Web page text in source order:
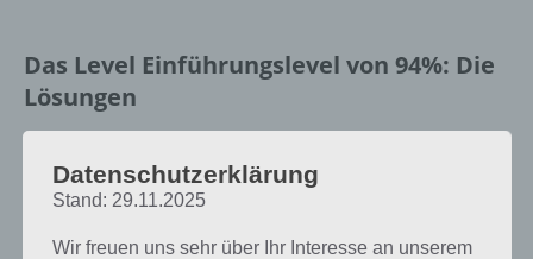
Das Level Einführungslevel von 94%: Die
Lösungen
Datenschutzerklärung
Stand: 29.11.2025
Wir freuen uns sehr über Ihr Interesse an unserem